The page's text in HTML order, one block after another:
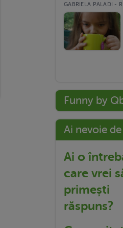
GABRIELA PALADI -
Funny by
Ai nevoie
Ai o
care vrei
primești
răspuns?